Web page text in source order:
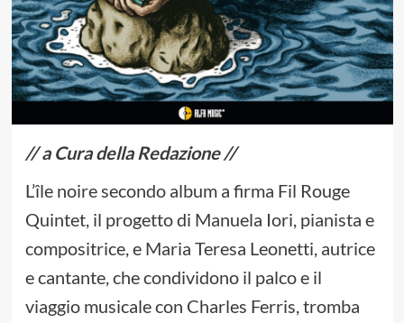
// a Cura della Redazione //
L’île noire secondo album a firma Fil Rouge
Quintet, il progetto di Manuela Iori, pianista e
compositrice, e Maria Teresa Leonetti, autrice
e cantante, che condividono il palco e il
viaggio musicale con Charles Ferris, tromba